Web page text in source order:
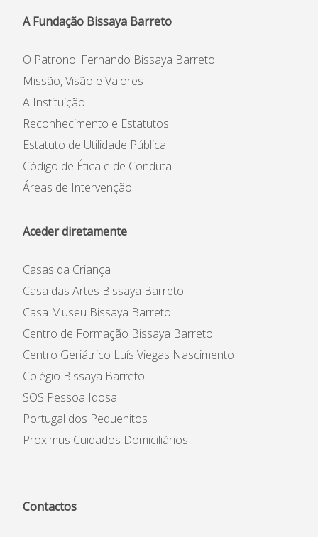
A Fundação Bissaya Barreto
O Patrono: Fernando Bissaya Barreto
Missão, Visão e Valores
A Instituição
Reconhecimento e Estatutos
Estatuto de Utilidade Pública
Código de Ética e de Conduta
Áreas de Intervenção
Aceder diretamente
Casas da Criança
Casa das Artes Bissaya Barreto
Casa Museu Bissaya Barreto
Centro de Formação Bissaya Barreto
Centro Geriátrico Luís Viegas Nascimento
Colégio Bissaya Barreto
SOS Pessoa Idosa
Portugal dos Pequenitos
Proximus Cuidados Domiciliários
Contactos